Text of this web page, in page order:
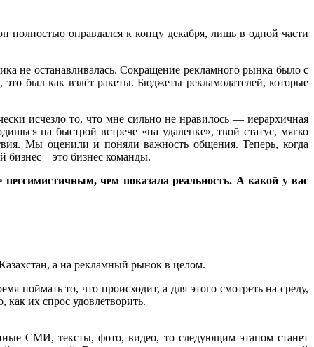
оправдался к концу декабря, лишь в одной части
не останавливалась. Сокращение рекламного рынка было с
был как взлёт ракеты. Бюджеты рекламодателей, которые
исчезло то, что мне сильно не нравилось — иерархичная
на быстрой встрече «на удаленке», твой статус, мягко
Мы оценили и поняли важность общения. Теперь, когда
бизнес – это бизнес команды.
чем показала реальность. А какой у вас
а на рекламный рынок в целом.
поймать то, что происходит, а для этого смотреть на среду,
как их спрос удовлетворить.
СМИ, тексты, фото, видео, то следующим этапом станет